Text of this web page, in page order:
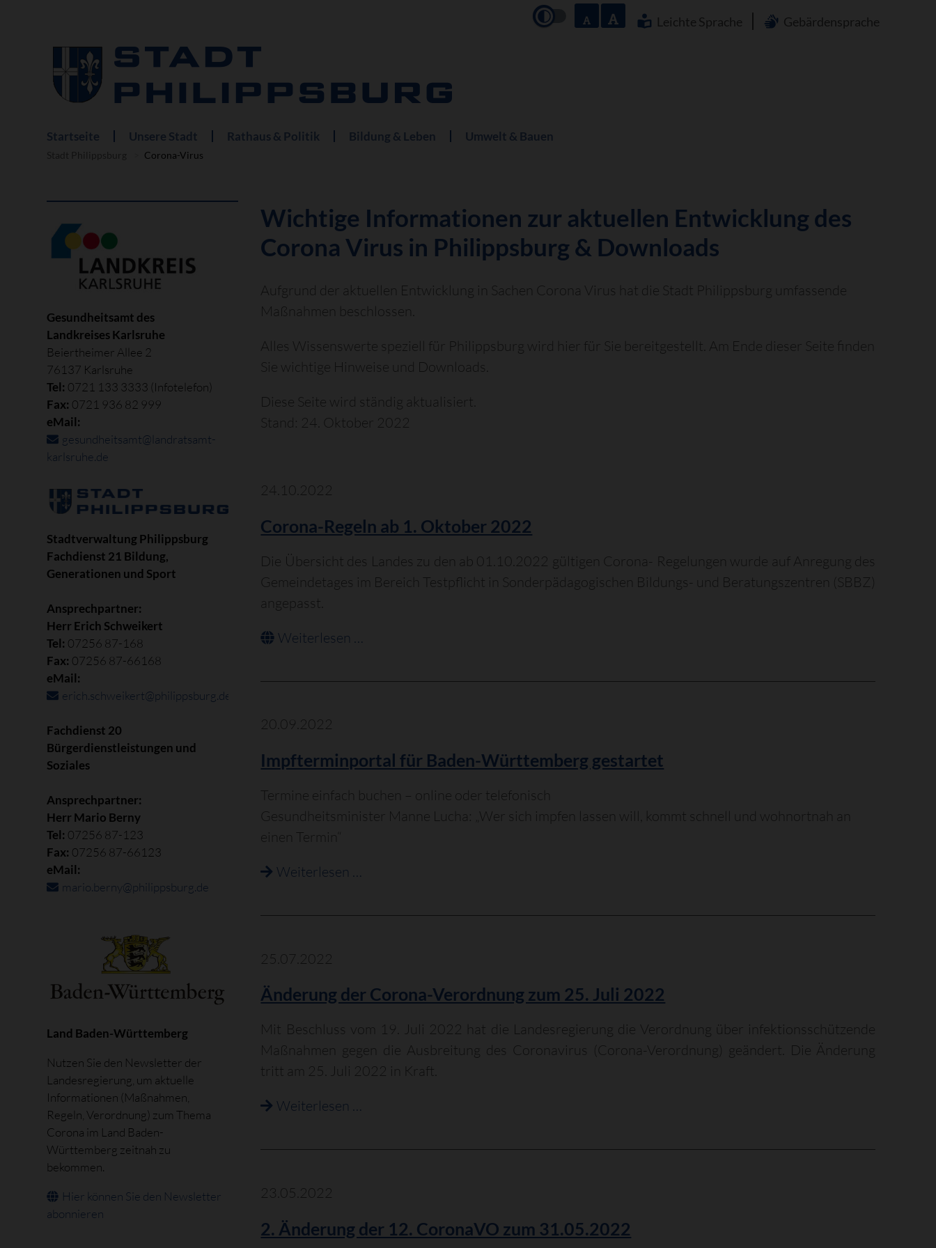
Leichte Sprache Gebärdensprache
Navigation
überspringen
Startseite Unsere Stadt Rathaus & Politik Bildung & Leben Umwelt & Bauen
Corona-Virus
Gesundheitsamt des
Landkreises Karlsruhe
Beiertheimer Allee 2
76137 Karlsruhe
Tel: 0721 133 3333 (Infotelefon)
Fax: 0721 936 82 999
eMail:
gesundheitsamt@landratsamt-
karlsruhe.de
Stadtverwaltung Philippsburg
Fachdienst 21 Bildung,
Generationen und Sport
Ansprechpartner:
Herr Erich Schweikert
Tel: 07256 87-168
Fax: 07256 87-66168
eMail:
erich.schweikert@philippsburg.de
Fachdienst 20
Bürgerdienstleistungen und
Soziales
Ansprechpartner:
Herr Mario Berny
Tel: 07256 87-123
Fax: 07256 87-66123
eMail:
mario.berny@philippsburg.de
Land Baden-Württemberg
Nutzen Sie den Newsletter der
Landesregierung, um aktuelle
Informationen (Maßnahmen,
Regeln, Verordnung) zum Thema
Corona im Land Baden-
Württemberg zeitnah zu
bekommen.
Hier können Sie den Newsletter
abonnieren
Wichtige Informationen zur aktuellen Entwicklung des
Corona Virus in Philippsburg & Downloads
Aufgrund der aktuellen Entwicklung in Sachen Corona Virus hat die Stadt Philippsburg umfassende
Maßnahmen beschlossen.
Alles Wissenswerte speziell für Philippsburg wird hier für Sie bereitgestellt. Am Ende dieser Seite finden
Sie wichtige Hinweise und Downloads.
Diese Seite wird ständig aktualisiert.
Stand: 24. Oktober 2022
24.10.2022
Corona-Regeln ab 1. Oktober 2022
Die Übersicht des Landes zu den ab 01.10.2022 gültigen Corona- Regelungen wurde auf Anregung des
Gemeindetages im Bereich Testpflicht in Sonderpädagogischen Bildungs- und Beratungszentren (SBBZ)
angepasst.
Weiterlesen …
20.09.2022
Impfterminportal für Baden-Württemberg gestartet
Termine einfach buchen – online oder telefonisch
Gesundheitsminister Manne Lucha: „Wer sich impfen lassen will, kommt schnell und wohnortnah an
einen Termin“
Weiterlesen …
Baden-
25.07.2022
Änderung der Corona-Verordnung zum 25. Juli 2022
Mit Beschluss vom 19. Juli 2022 hat die Landesregierung die Verordnung über infektionsschützende
Maßnahmen gegen die Ausbreitung des Coronavirus (Corona-Verordnung) geändert. Die Änderung
tritt am 25. Juli 2022 in Kraft.
Weiterlesen …
Corona-
Juli
23.05.2022
2. Änderung der 12. CoronaVO zum 31.05.2022